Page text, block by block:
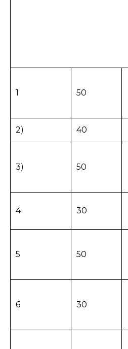
1 50
2) 40
3) 50
4 30
5 50
6 30